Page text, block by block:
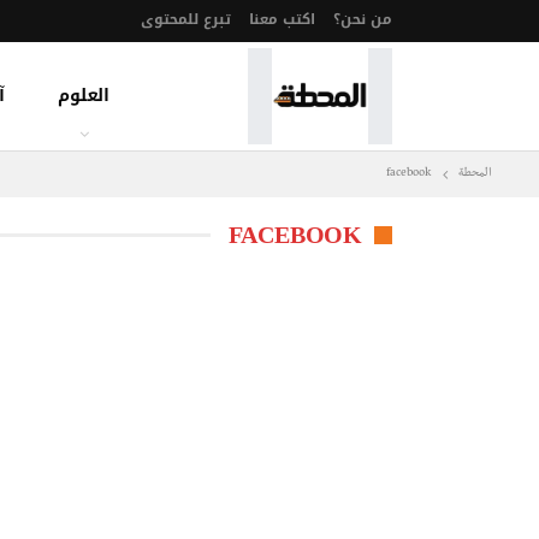
من نحن؟ اكتب معنا تبرع للمحتوى
العلوم
المحطة facebook
FACEBOOK